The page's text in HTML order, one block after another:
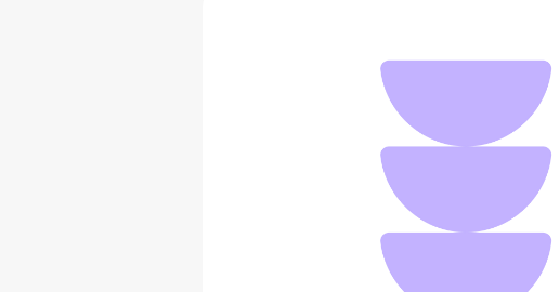
Набор игровой Bitzee